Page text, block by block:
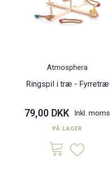
Atmosphera
Ringspil i træ - Fyrretræ
79,00 DKK Inkl. moms
PÅ LAGER